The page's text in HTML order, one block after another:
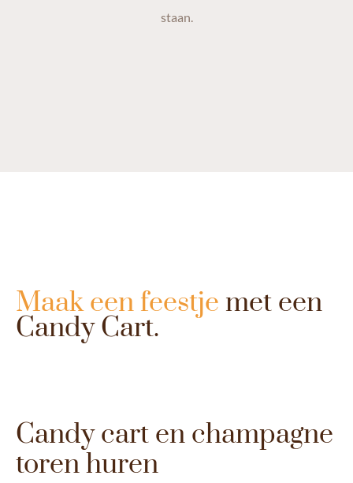
staan.
Maak een feestje met een
Candy Cart.
Candy cart en champagne
toren huren